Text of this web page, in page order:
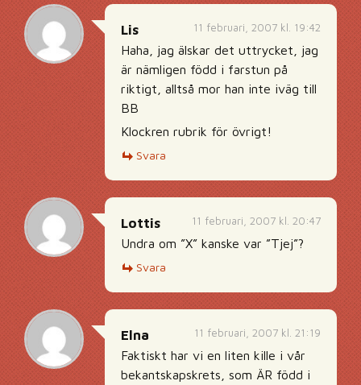
11 februari, 2007 kl. 19:42
Lis
Haha, jag älskar det uttrycket, jag
är nämligen född i farstun på
riktigt, alltså mor han inte iväg till
BB
Klockren rubrik för övrigt!
Svara
11 februari, 2007 kl. 20:47
Lottis
Undra om ”X” kanske var ”Tjej”?
Svara
11 februari, 2007 kl. 21:19
Elna
Faktiskt har vi en liten kille i vår
bekantskapskrets, som ÄR född i